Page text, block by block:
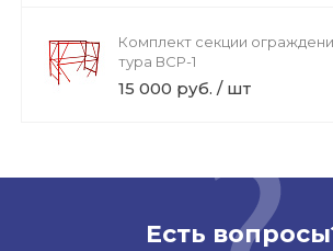
Комплект секции
тура ВСР-1
15 000 руб. / шт
Есть